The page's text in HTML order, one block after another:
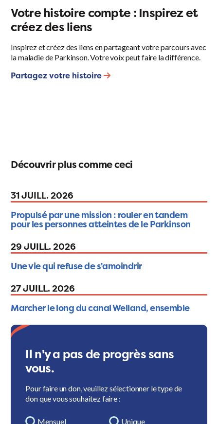
Votre histoire compte : Inspirez et
créez des liens
Inspirez et créez des liens en partageant votre parcours avec
la maladie de Parkinson. Votre voix peut faire la différence.
Partagez votre histoire
Découvrir plus comme ceci
31 JUILL. 2026
Propulsé par une mission : rouler en tandem
pour les personnes atteintes de le Parkinson
29 JUILL. 2026
Une vie qui refuse de s'amoindrir
27 JUILL. 2026
Marcher le long du canal Welland, ensemble
Il n'y a pas de progrès sans
vous.
Pour faire un don, veuillez sélectionner le type de
don que vous souhaitez faire :
Mensuel Unique